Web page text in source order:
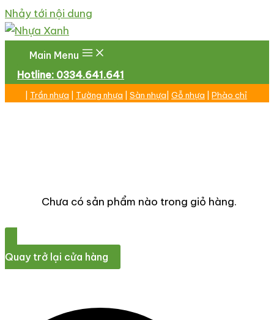
Nhảy tới nội dung
Main Menu
Hotline: 0334.641.641
Trần nhựa Tường nhựa Sàn nhựa Gỗ nhựa Phào chỉ
Chưa có sản phẩm nào trong giỏ hàng.
Quay trở lại cửa hàng